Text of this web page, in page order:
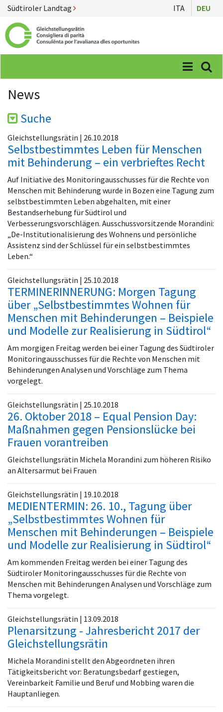
Südtiroler Landtag ITA DEU
Menü
News
Suche
Gleichstellungsrätin | 26.10.2018
Selbstbestimmtes Leben für Menschen
mit Behinderung – ein verbrieftes Recht
Auf Initiative des Monitoringausschusses für die Rechte von
Menschen mit Behinderung wurde in Bozen eine Tagung zum
selbstbestimmten Leben abgehalten, mit einer
Bestandserhebung für Südtirol und
Verbesserungsvorschlägen. Ausschussvorsitzende Morandini:
„De-Institutionalisierung des Wohnens und persönliche
Assistenz sind der Schlüssel für ein selbstbestimmtes
Leben.“
Gleichstellungsrätin | 25.10.2018
TERMINERINNERUNG: Morgen Tagung
über „Selbstbestimmtes Wohnen für
Menschen mit Behinderungen – Beispiele
und Modelle zur Realisierung in Südtirol“
Am morgigen Freitag werden bei einer Tagung des Südtiroler
Monitoringausschusses für die Rechte von Menschen mit
Behinderungen Analysen und Vorschläge zum Thema
vorgelegt.
Gleichstellungsrätin | 25.10.2018
26. Oktober 2018 – Equal Pension Day:
Maßnahmen gegen Pensionslücke bei
Frauen vorantreiben
Gleichstellungsrätin Michela Morandini zum höheren Risiko
an Altersarmut bei Frauen
Gleichstellungsrätin | 19.10.2018
MEDIENTERMIN: 26. 10., Tagung über
„Selbstbestimmtes Wohnen für
Menschen mit Behinderungen – Beispiele
und Modelle zur Realisierung in Südtirol“
Am kommenden Freitag werden bei einer Tagung des
Südtiroler Monitoringausschusses für die Rechte von
Menschen mit Behinderungen Analysen und Vorschläge zum
Thema vorgelegt.
Gleichstellungsrätin | 13.09.2018
Plenarsitzung - Jahresbericht 2017 der
Gleichstellungsrätin
Michela Morandini stellt den Abgeordneten ihren
Tätigkeitsbericht vor: Beratungsbedarf gestiegen,
Vereinbarkeit Familie und Beruf und Mobbing waren die
Hauptanliegen.